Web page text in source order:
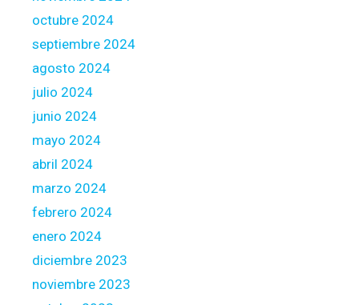
octubre 2024
septiembre 2024
agosto 2024
julio 2024
junio 2024
mayo 2024
abril 2024
marzo 2024
febrero 2024
enero 2024
diciembre 2023
noviembre 2023